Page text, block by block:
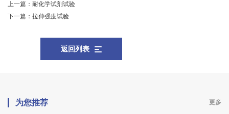
上一篇： 耐化学试剂试验
下一篇： 拉伸强度试验
返回列表
为您推荐 更多